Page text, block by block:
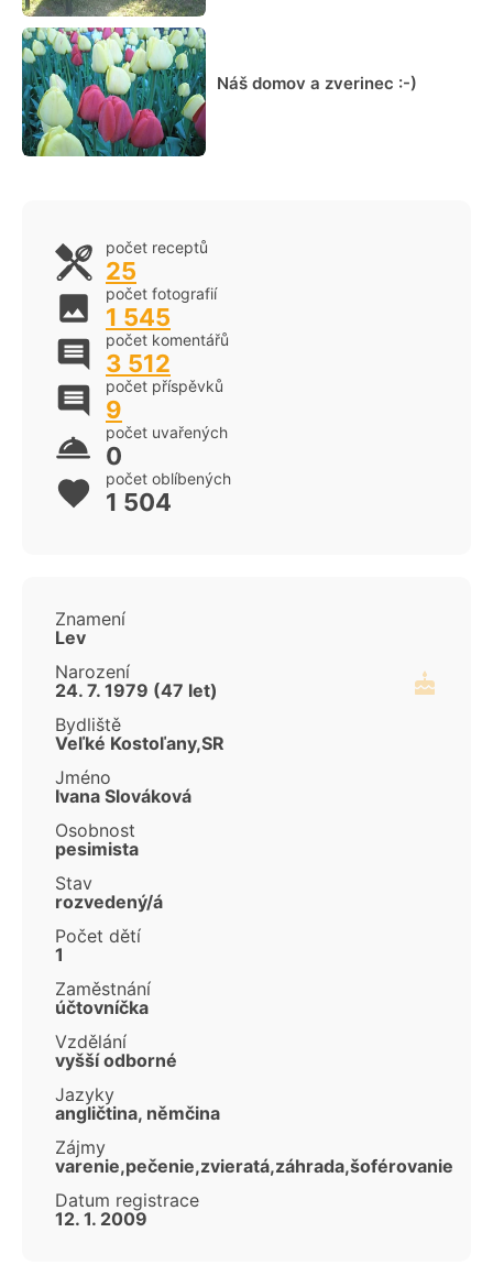
Náš domov a zverinec :-)
počet receptů
25
počet fotografií
1 545
počet komentářů
3 512
počet příspěvků
9
počet uvařených
0
počet oblíbených
1 504
Znamení
Lev
Narození
24. 7. 1979 (47 let)
Bydliště
Veľké Kostoľany,SR
Jméno
Ivana Slováková
Osobnost
pesimista
Stav
rozvedený/á
Počet dětí
1
Zaměstnání
účtovníčka
Vzdělání
vyšší odborné
Jazyky
angličtina, němčina
Zájmy
varenie,pečenie,zvieratá,záhrada,šoférovanie
Datum registrace
12. 1. 2009